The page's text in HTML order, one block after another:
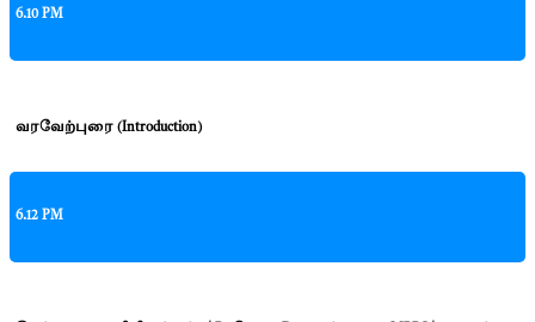
6.10 PM
வரவேற்புரை (Introduction)
6.12 PM